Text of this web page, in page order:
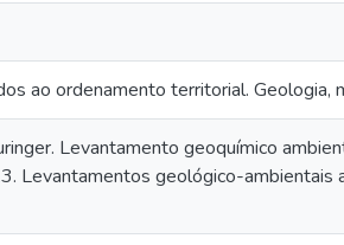
ao ordenamento territorial. Geologia,
Levantamento geoquímico
Levantamentos geológico-